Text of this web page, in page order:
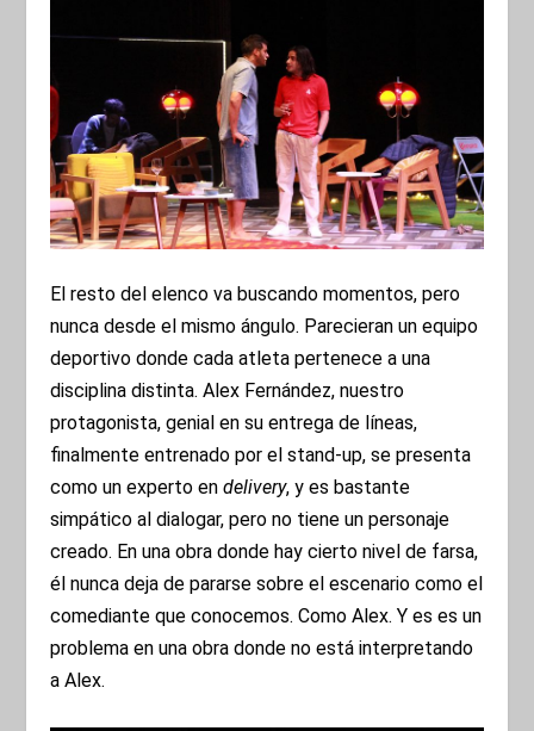
El resto del elenco va buscando momentos, pero
nunca desde el mismo ángulo. Parecieran un equipo
deportivo donde cada atleta pertenece a una
disciplina distinta. Alex Fernández, nuestro
protagonista, genial en su entrega de líneas,
finalmente entrenado por el stand-up, se presenta
como un experto endelivery, y es bastante
simpático al dialogar, pero no tiene un personaje
creado. En una obra donde hay cierto nivel de farsa,
él nunca deja de pararse sobre el escenario como el
comediante que conocemos. Como Alex. Y es es un
problema en una obra donde no está interpretando
a Alex.